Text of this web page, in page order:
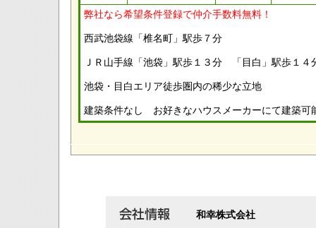
弊社なら希望条件登録で仲介手数料無料！
西武池袋線「椎名町」駅歩７分
ＪＲ山手線「池袋」駅歩１３分 「目白」駅歩１４
池袋・目白エリア徒歩圏内の稀少な立地
建築条件なし お好きなハウスメーカーにて建築可
和幸株式会社